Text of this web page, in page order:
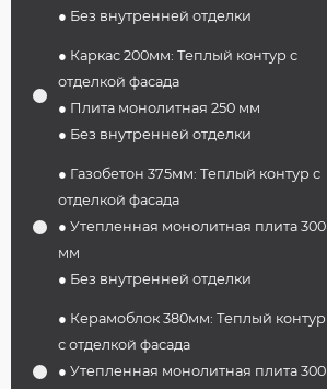
● Без внутренней отделки
● Каркас 200мм: Теплый контур с
отделкой фасада
● Плита монолитная 250 мм
● Без внутренней отделки
● Газобетон 375мм: Теплый контур с
отделкой фасада
● Утепленная монолитная плита 300
мм
● Без внутренней отделки
● Керамоблок 380мм: Теплый контур
с отделкой фасада
● Утепленная монолитная плита 300